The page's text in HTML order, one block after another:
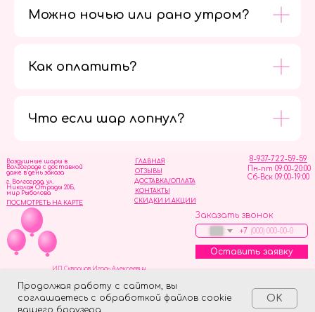
Продолжая работу с сайтом, вы
соглашаетесь с обработкой файлов cookie
вашего браузера.
OK
Можно ночью или рано утром?
Как оплатить?
Что если шар лопнул?
ОТЗЫВЫ
ГЛАВНАЯ
ДОСТАВКА/ОПЛАТА
СКИДКИ И АКЦИИ
КОНТАКТЫ
8-937-722-59-59
Пн-пт 09:00-20:00
Сб-Вск 09:00-19:00
Воздушные шары в
Волгограде с доставкой
даже в день заказа
Заказать звонок
+7
Оставить заявку
г. Волгоград, ул.
Николая Отрады 20Б,
мир Рыболова
ПОСМОТРЕТЬ НА КАРТЕ
ИП Скворцов Игорь Алексеевич
Made on Tilda